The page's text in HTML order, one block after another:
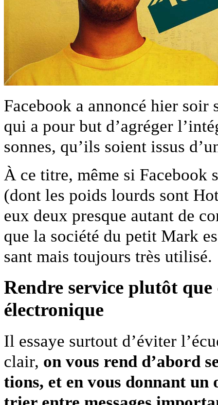
Fac­ebook a annoncé hier soir
qui a pour but d’agréger
son­nes, qu’ils soient issus
À ce titre, même si Face­book
(dont les poids lourds sont
eux deux presque autant de
que la société du petit Mark
sant mais tou­jours très utilisé.
Ren­dre ser­vice plutôt
électronique
Il essaye surtout d’éviter
clair, on vous rend d’abord
tions, et en vous don­nant